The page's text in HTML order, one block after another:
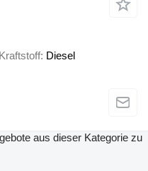
Kraftstoff Diesel
aus dieser Kategorie zu